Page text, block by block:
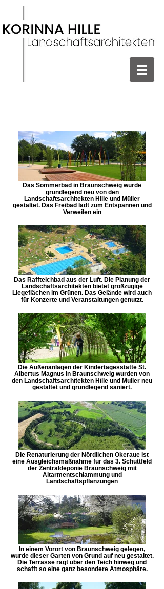
Das Sommerbad in Braunschweig wurde
grundlegend neu von den
Landschaftsarchitekten Hille und Müller
gestaltet. Das Freibad lädt zum Entspannen und
Verweilen ein
Das Raffteichbad aus der Luft. Die Planung der
Landschaftsarchitekten bietet großzügige
Liegeflächen im Grünen. Das Gelände wird auch
für Konzerte und Veranstaltungen genutzt.
Die Außenanlagen der Kindertagesstätte St.
Albertus Magnus in Braunschweig wurden von
den Landschaftsarchitekten Hille und Müller neu
gestaltet und grundlegend saniert.
Die Renaturierung der Nördlichen Okeraue ist
eine Ausgleichsmaßnahme für das 3. Schüttfeld
der Zentraldeponie Braunschweig mit
Altarmentschlammung und
Landschaftspflanzungen
In einem Vorort von Braunschweig gelegen,
wurde dieser Garten von Grund auf neu gestaltet.
Die Terrasse ragt über den Teich hinweg und
schafft so eine ganz besondere Atmosphäre.